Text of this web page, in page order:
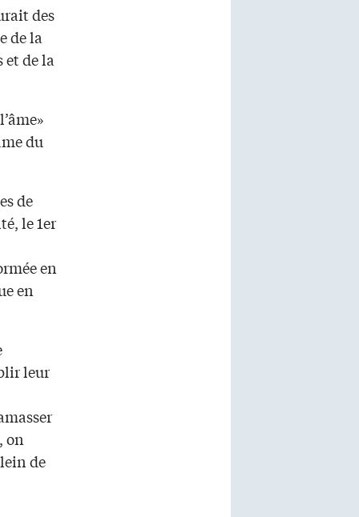
des
de la
et de la
du
de
le 1er
en
en
leur
on
de